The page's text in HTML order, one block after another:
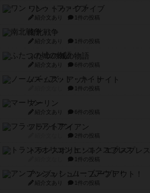
ワン・トゥ・ファイブ
紹介文あり 1件の投稿
南北戦争
紹介文あり 1件の投稿
ふたつの城の物語
紹介文あり 6件の投稿
ノームズ・アット・ナイト
1件の投稿
マーリン
紹介文あり 6件の投稿
フラットアイアン
2件の投稿
トランスオリエント・エクスプレス
1件の投稿
アンブッシュ！：ムーブアウト！
紹介文あり 1件の投稿